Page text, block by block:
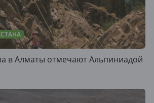
в Алматы отмечают Альпиниадой